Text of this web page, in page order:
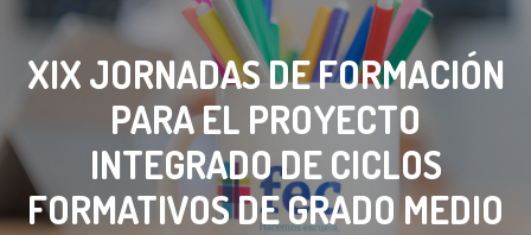
XIX JORNADAS DE FORMACIÓN
PARA EL PROYECTO
INTEGRADO DE CICLOS
FORMATIVOS DE GRADO MEDIO